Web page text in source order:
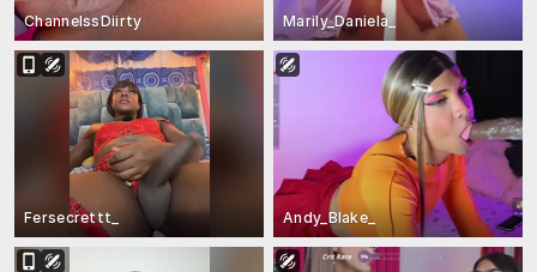
ChannelssDiirty Marily_Daniela_
Fersecrettt_ Andy_Blake_